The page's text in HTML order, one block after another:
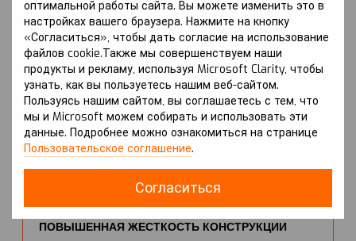
оптимальной работы сайта. Вы можете изменить это в
настройках вашего браузера. Нажмите на кнопку
«Согласиться», чтобы дать согласие на использование
файлов cookie.Также мы совершенствуем наши
продукты и рекламу, используя Microsoft Clarity, чтобы
узнать, как вы пользуетесь нашим веб-сайтом.
Пользуясь нашим сайтом, вы соглашаетесь с тем, что
мы и Microsoft можем собирать и использовать эти
данные. Подробнее можно ознакомиться на странице
Пользовательское соглашение.
Согласиться
ПРЕИМУЩЕСТВА
МАКСИМАЛЬНАЯ ЗАЩИТА ДВИГАТЕЛЯ
Защита Kolchuga® надежно оберегает картер двигателя
от механических повреждений, предотвращая утечку
ПОВЫШЕННАЯ ЖЕСТКОСТЬ КОНСТРУКЦИИ